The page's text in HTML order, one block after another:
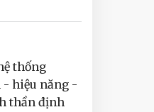
thống
hiệu năng -
thần định